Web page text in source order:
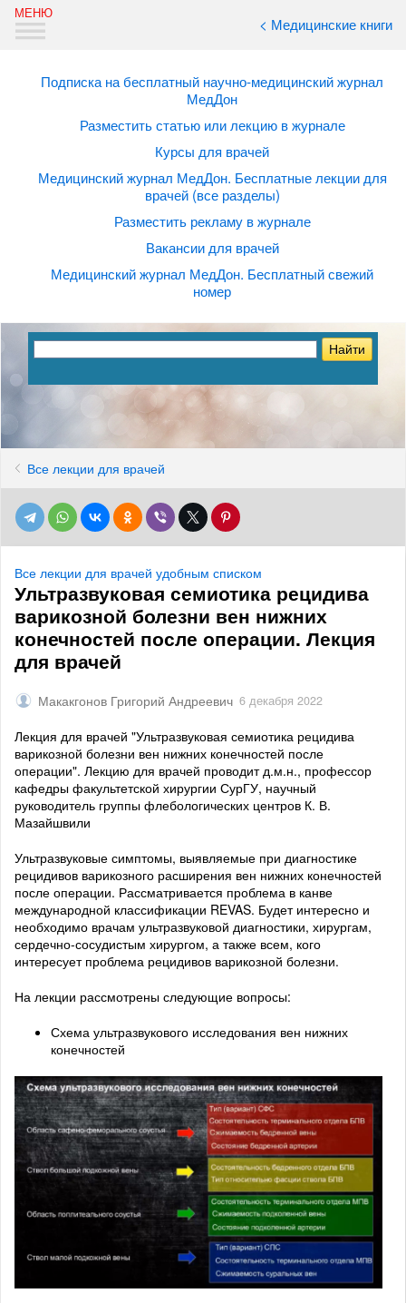
< Медицинские книги
Подписка на бесплатный научно-медицинский журнал
МедДон
Разместить статью или лекцию в журнале
Курсы для врачей
Медицинский журнал МедДон. Бесплатные лекции для
врачей (все разделы)
Разместить рекламу в журнале
Вакансии для врачей
Медицинский журнал МедДон. Бесплатный свежий
номер
Все лекции для врачей
Все лекции для врачей удобным списком
Ультразвуковая семиотика рецидива
варикозной болезни вен нижних
конечностей после операции. Лекция
для врачей
Макакгонов Григорий Андреевич 6 декабря 2022
Лекция для врачей "Ультразвуковая семиотика рецидива
варикозной болезни вен нижних конечностей после
операции". Лекцию для врачей проводит д.м.н., профессор
кафедры факультетской хирургии СурГУ, научный
руководитель группы флебологических центров К. В.
Мазайшвили
Ультразвуковые симптомы, выявляемые при диагностике
рецидивов варикозного расширения вен нижних конечностей
после операции. Рассматривается проблема в канве
международной классификации REVAS. Будет интересно и
необходимо врачам ультразвуковой диагностики, хирургам,
сердечно-сосудистым хирургом, а также всем, кого
интересует проблема рецидивов варикозной болезни.
На лекции рассмотрены следующие вопросы:
Схема ультразвукового исследования вен нижних
конечностей